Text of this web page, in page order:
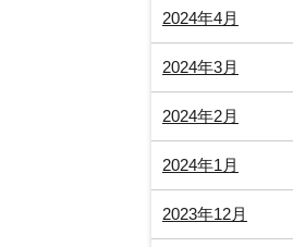
2024年4月
2024年3月
2024年2月
2024年1月
2023年12月